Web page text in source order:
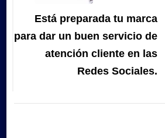
Está preparada tu marca
para dar un buen servicio de
atención cliente en las
Redes Sociales.